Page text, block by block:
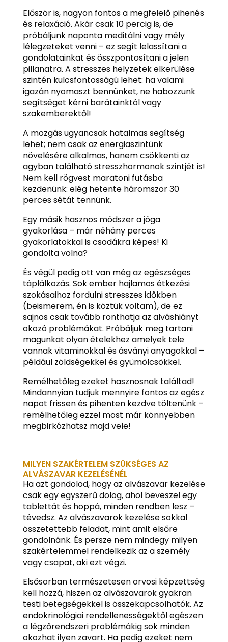
Először is, nagyon fontos a megfelelő pihenés
és relaxáció. Akár csak 10 percig is, de
próbáljunk naponta meditálni vagy mély
lélegzeteket venni – ez segít lelassítani a
gondolatainkat és összpontosítani a jelen
pillanatra. A stresszes helyzetek elkerülése
szintén kulcsfontosságú lehet: ha valami
igazán nyomaszt bennünket, ne habozzunk
segítséget kérni barátainktól vagy
szakemberektől!
A mozgás ugyancsak hatalmas segítség
lehet; nem csak az energiaszintünk
növelésére alkalmas, hanem csökkenti az
agyban található stresszhormonok szintjét is!
Nem kell rögvest maratoni futásba
kezdenünk: elég hetente háromszor 30
perces sétát tennünk.
Egy másik hasznos módszer a jóga
gyakorlása – már néhány perces
gyakorlatokkal is csodákra képes! Ki
gondolta volna?
És végül pedig ott van még az egészséges
táplálkozás. Sok ember hajlamos étkezési
szokásaihoz fordulni stresszes időkben
(beismerem, én is köztük voltam), de ez
sajnos csak tovább ronthatja az alváshiányt
okozó problémákat. Próbáljuk meg tartani
magunkat olyan ételekhez amelyek tele
vannak vitaminokkal és ásványi anyagokkal –
például zöldségekkel és gyümölcsökkel.
Remélhetőleg ezeket hasznosnak találtad!
Mindannyian tudjuk mennyire fontos az egész
napot frissen és pihenten kezdve töltenünk –
remélhetőleg ezzel most már könnyebben
megbirkózhatsz majd vele!
MILYEN SZAKÉRTELEM SZÜKSÉGES AZ
ALVÁSZAVAR KEZELÉSÉNÉL
Ha azt gondolod, hogy az alvászavar kezelése
csak egy egyszerű dolog, ahol beveszel egy
tablettát és hoppá, minden rendben lesz –
tévedsz. Az alvászavarok kezelése sokkal
összetettebb feladat, mint amit elsőre
gondolnánk. És persze nem mindegy milyen
szakértelemmel rendelkezik az a személy
vagy csapat, aki ezt végzi.
Elsősorban természetesen orvosi képzettség
kell hozzá, hiszen az alvászavarok gyakran
testi betegségekkel is összekapcsolhatók. Az
endokrinológiai rendellenességektől egészen
a légzőrendszeri problémákig sok minden
okozhat ilyen zavart. Ha pedig ezeket nem